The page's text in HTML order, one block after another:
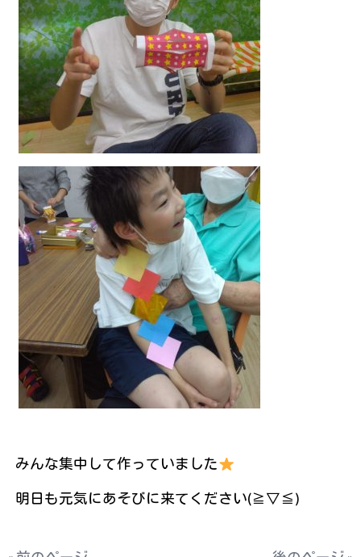
みんな集中して作っていました
明日も元気にあそびに来てください(≧▽≦)